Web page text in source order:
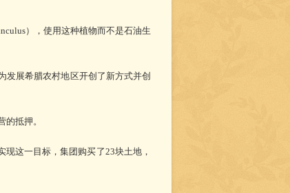
），使用这种植物而不是石油生
展希腊农村地区开创了新方式并创
抵押。
这一目标，集团购买了23块土地，